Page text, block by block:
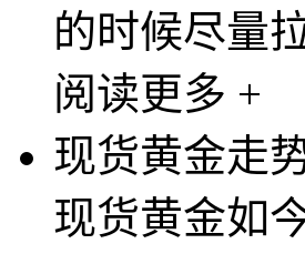
的时候尽量
阅读更多 +
现货黄金走
现货黄金如